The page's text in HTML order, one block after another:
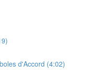
d'Accord (4:02)